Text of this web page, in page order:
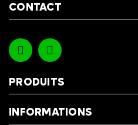
CONTACT
PRODUITS
INFORMATIONS